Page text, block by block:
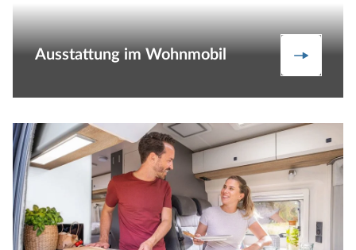
Ausstattung im Wohnmobil